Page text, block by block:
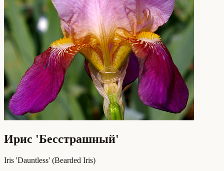
Ирис 'Бесстрашный'
Iris 'Dauntless' (Bearded Iris)